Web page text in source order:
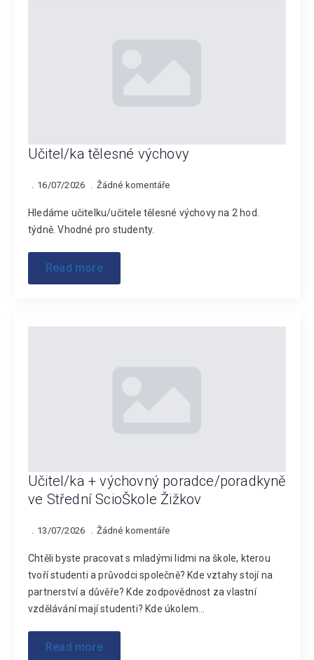
Učitel/ka tělesné výchovy
16/07/2026 Žádné komentáře
Hledáme učitelku/učitele tělesné výchovy na 2 hod.
týdně. Vhodné pro studenty.
Read more
Učitel/ka + výchovný poradce/poradkyně
ve Střední ScioŠkole Žižkov
13/07/2026 Žádné komentáře
Chtěli byste pracovat s mladými lidmi na škole, kterou
tvoří studenti a průvodci společně? Kde vztahy stojí na
partnerství a důvěře? Kde zodpovědnost za vlastní
vzdělávání mají studenti? Kde úkolem…
Read more